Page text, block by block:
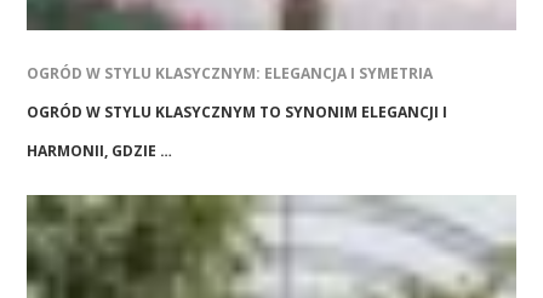
OGRÓD W STYLU KLASYCZNYM: ELEGANCJA I SYMETRIA
OGRÓD W STYLU KLASYCZNYM TO SYNONIM ELEGANCJI I
HARMONII, GDZIE …